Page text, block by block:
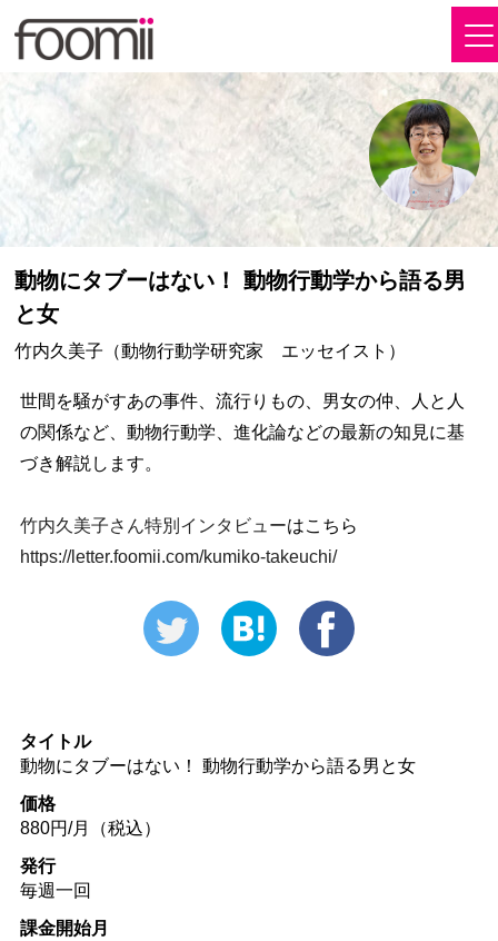
動物にタブーはない！ 動物行動学から語る男
と女
竹内久美子（動物行動学研究家 エッセイスト）
世間を騒がすあの事件、流行りもの、男女の仲、人と人
の関係など、動物行動学、進化論などの最新の知見に基
づき解説します。
竹内久美子さん特別インタビューはこちら
https://letter.foomii.com/kumiko-takeuchi/
タイトル
動物にタブーはない！ 動物行動学から語る男と女
価格
880円/月（税込）
発行
毎週一回
課金開始月